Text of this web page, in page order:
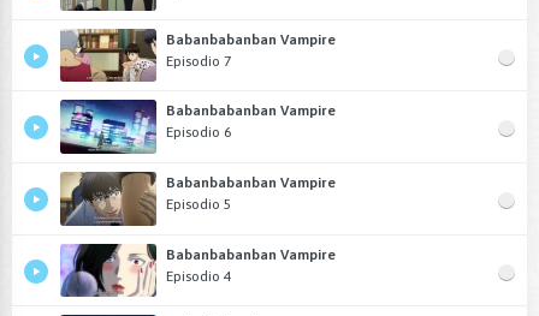
Babanbabanban Vampire
Episodio 7
Babanbabanban Vampire
Episodio 6
Babanbabanban Vampire
Episodio 5
Babanbabanban Vampire
Episodio 4